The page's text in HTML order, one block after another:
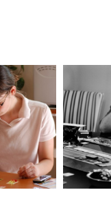
更容易解读，特别容